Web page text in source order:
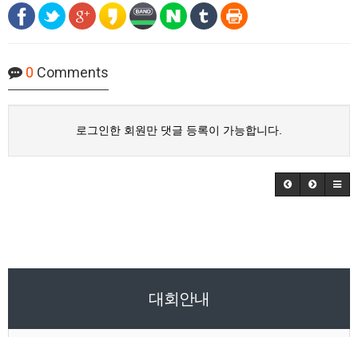
0 Comments
로그인한 회원만 댓글 등록이 가능합니다.
대회안내